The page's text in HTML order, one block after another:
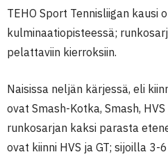
TEHO Sport Tennisliigan kausi
kulminaatiopisteessä;
pelattaviin kierroksiin.
Naisissa neljän kärjessä, eli
ovat Smash-Kotka, Smash,
runkosarjan kaksi parasta
ovat kiinni HVS ja GT; sijoilla 3-